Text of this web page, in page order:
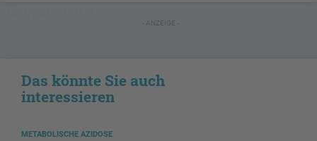
- ANZEIGE -
Das könnte Sie auch
interessieren
METABOLISCHE AZIDOSE